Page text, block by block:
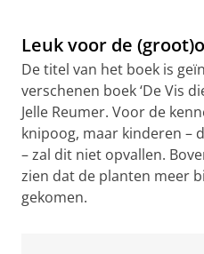
video te zien
Leuk voor de
De titel van het boek is
verschenen boek ‘De Vis
Jelle Reumer. Voor de
knipoog, maar kinderen –
– zal dit niet opvallen.
zien dat de planten meer
gekomen.